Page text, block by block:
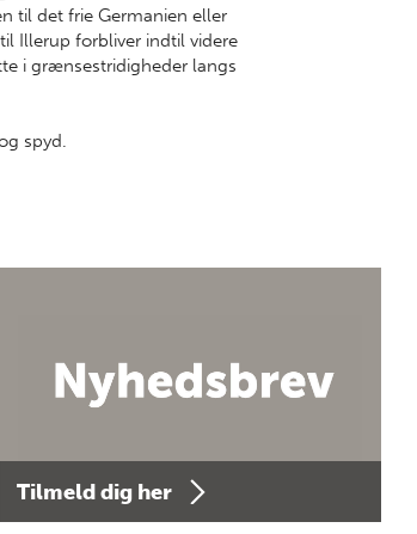
til det frie Germanien eller
Illerup forbliver indtil videre
i grænsestridigheder langs
spyd.
Tilmeld dig her